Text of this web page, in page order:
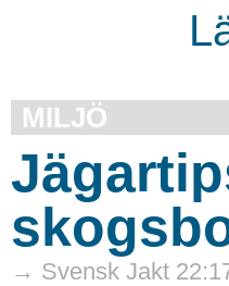
MILJÖ
→ Svensk Jakt